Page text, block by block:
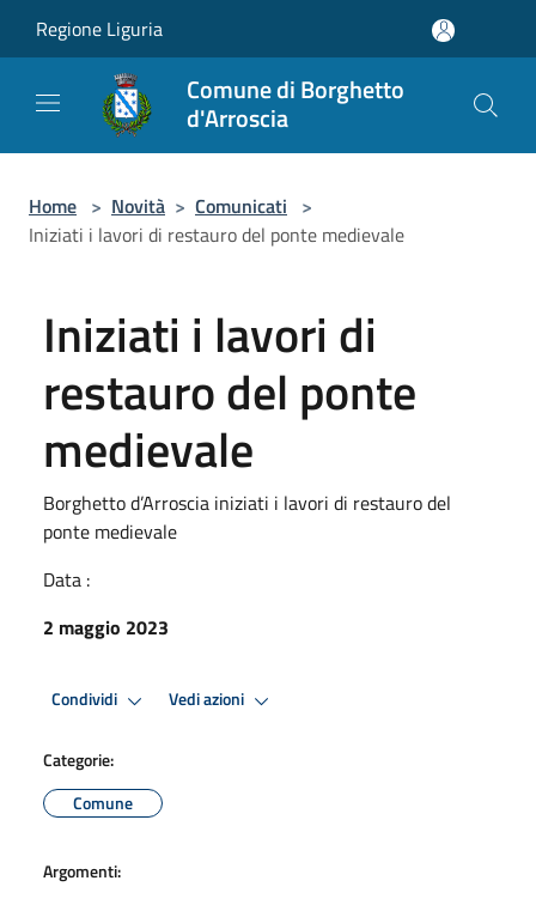
Regione Liguria
Comune di Borghetto
d'Arroscia
Home > Novità > Comunicati >
Iniziati i lavori di restauro del ponte medievale
Iniziati i lavori di
restauro del ponte
medievale
Borghetto d’Arroscia iniziati i lavori di restauro del
ponte medievale
Data :
2 maggio 2023
Condividi Vedi azioni
Categorie:
Comune
Argomenti: